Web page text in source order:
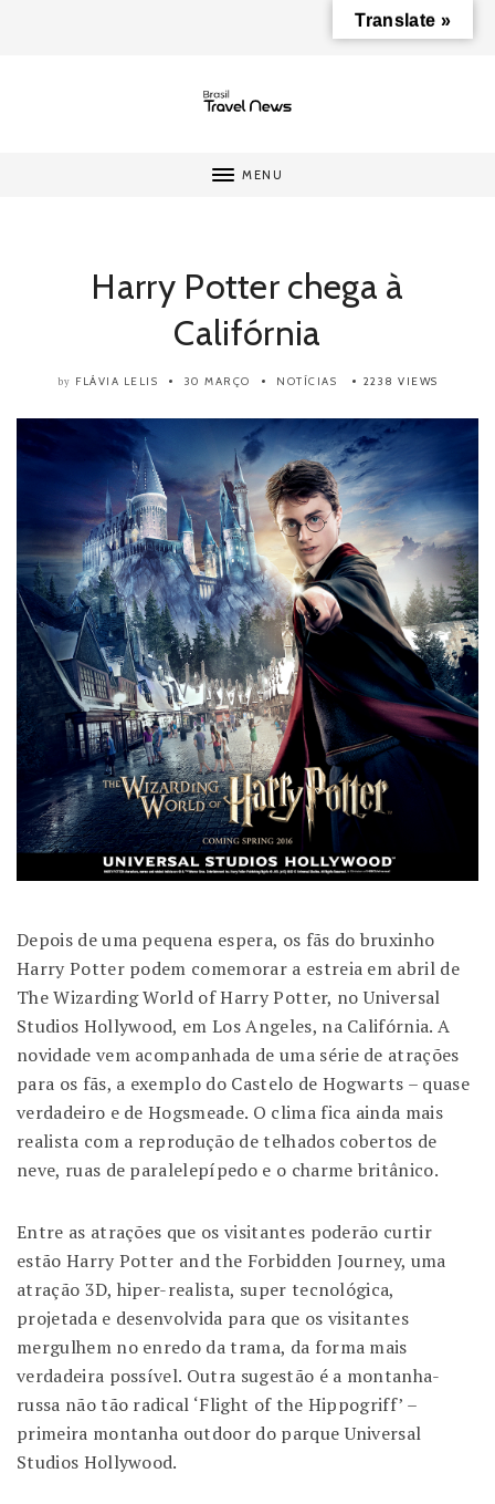
MENU
Harry Potter chega à
Califórnia
by FLÁVIA LELIS 30 MARÇO NOTÍCIAS 2238 VIEWS
Depois de uma pequena espera, os fãs do bruxinho
Harry Potter podem comemorar a estreia em abril de
The Wizarding World of Harry Potter, no Universal
Studios Hollywood, em Los Angeles, na Califórnia. A
novidade vem acompanhada de uma série de atrações
para os fãs, a exemplo do Castelo de Hogwarts – quase
verdadeiro e de Hogsmeade. O clima fica ainda mais
realista com a reprodução de telhados cobertos de
neve, ruas de paralelepípedo e o charme britânico.
Entre as atrações que os visitantes poderão curtir
estão Harry Potter and the Forbidden Journey, uma
atração 3D, hiper-realista, super tecnológica,
projetada e desenvolvida para que os visitantes
mergulhem no enredo da trama, da forma mais
verdadeira possível. Outra sugestão é a montanha-
russa não tão radical ‘Flight of the Hippogriff’ –
primeira montanha outdoor do parque Universal
Studios Hollywood.
Translate »